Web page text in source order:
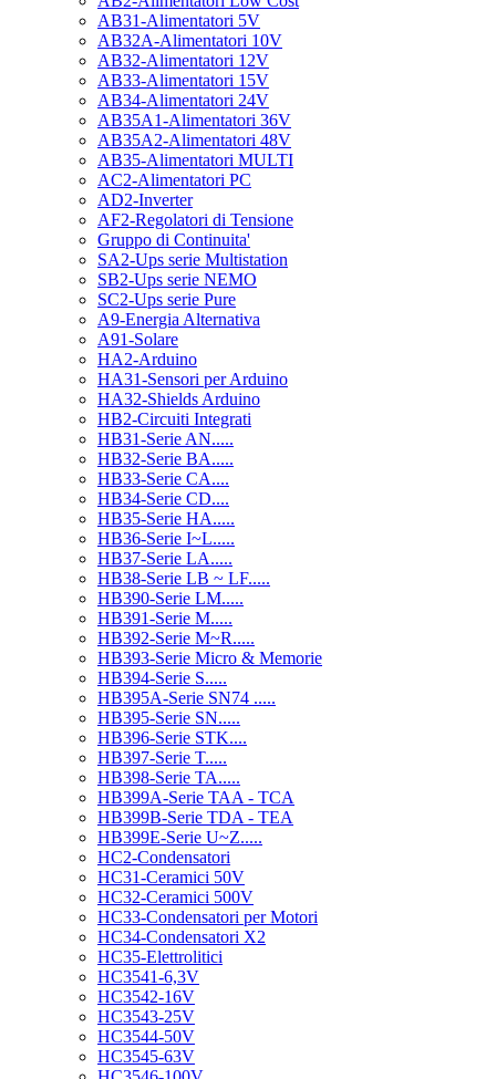
AB31-Alimentatori 5V
AB32A-Alimentatori 10V
AB32-Alimentatori 12V
AB33-Alimentatori 15V
AB34-Alimentatori 24V
AB35A1-Alimentatori 36V
AB35A2-Alimentatori 48V
AB35-Alimentatori MULTI
AC2-Alimentatori PC
AD2-Inverter
AF2-Regolatori di Tensione
Gruppo di Continuita'
SA2-Ups serie Multistation
SB2-Ups serie NEMO
SC2-Ups serie Pure
A9-Energia Alternativa
A91-Solare
HA2-Arduino
HA31-Sensori per Arduino
HA32-Shields Arduino
HB2-Circuiti Integrati
HB31-Serie AN.....
HB32-Serie BA.....
HB33-Serie CA....
HB34-Serie CD....
HB35-Serie HA.....
HB36-Serie I~L.....
HB37-Serie LA.....
HB38-Serie LB ~ LF.....
HB390-Serie LM.....
HB391-Serie M.....
HB392-Serie M~R.....
HB393-Serie Micro & Memorie
HB394-Serie S.....
HB395A-Serie SN74 .....
HB395-Serie SN.....
HB396-Serie STK....
HB397-Serie T.....
HB398-Serie TA.....
HB399A-Serie TAA - TCA
HB399B-Serie TDA - TEA
HB399E-Serie U~Z.....
HC2-Condensatori
HC31-Ceramici 50V
HC32-Ceramici 500V
HC33-Condensatori per Motori
HC34-Condensatori X2
HC35-Elettrolitici
HC3541-6,3V
HC3542-16V
HC3543-25V
HC3544-50V
HC3545-63V